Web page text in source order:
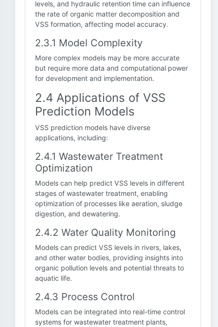
levels, and hydraulic retention time can influence
the rate of organic matter decomposition and
VSS formation, affecting model accuracy.
2.3.1 Model Complexity
More complex models may be more accurate
but require more data and computational power
for development and implementation.
2.4 Applications of VSS
Prediction Models
VSS prediction models have diverse
applications, including:
2.4.1 Wastewater Treatment
Optimization
Models can help predict VSS levels in different
stages of wastewater treatment, enabling
optimization of processes like aeration, sludge
digestion, and dewatering.
2.4.2 Water Quality Monitoring
Models can predict VSS levels in rivers, lakes,
and other water bodies, providing insights into
organic pollution levels and potential threats to
aquatic life.
2.4.3 Process Control
Models can be integrated into real-time control
systems for wastewater treatment plants,